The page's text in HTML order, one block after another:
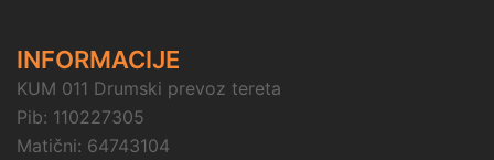
INFORMACIJE
KUM 011 Drumski prevoz tereta
Pib: 110227305
Matični: 64743104